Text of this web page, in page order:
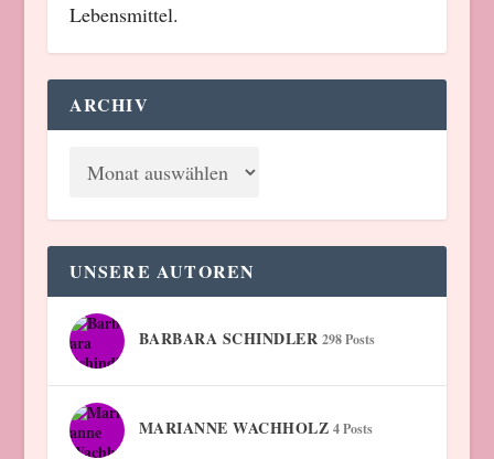
Lebensmittel.
ARCHIV
UNSERE AUTOREN
BARBARA SCHINDLER 298 Posts
MARIANNE WACHHOLZ 4 Posts